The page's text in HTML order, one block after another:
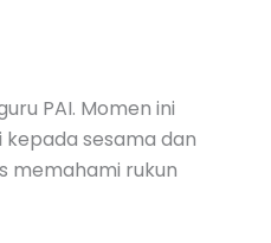
PAI. Momen ini
sesama dan
memahami rukun